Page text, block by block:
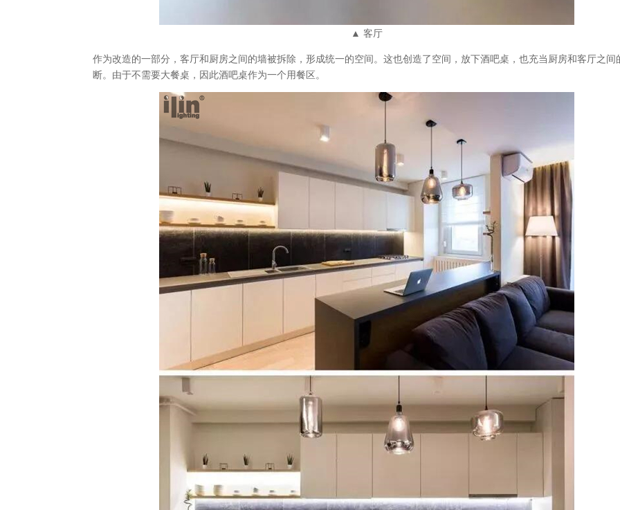
▲ 客厅
作为改造的一部分，客厅和厨房之间的墙被拆除，形成统一的空间。这也创造了空间，放下酒吧桌，也充当厨房和客厅之间
断。由于不需要大餐桌，因此酒吧桌作为一个用餐区。